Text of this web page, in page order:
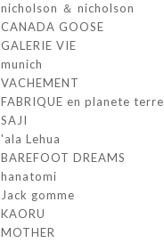
nicholson ＆ nicholson
CANADA GOOSE
GALERIE VIE
munich
VACHEMENT
FABRIQUE en planete terre
SAJI
'ala Lehua
BAREFOOT DREAMS
hanatomi
Jack gomme
KAORU
MOTHER